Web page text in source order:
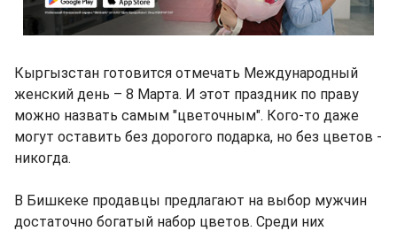
Кыргызстан готовится отмечать Международный
женский день – 8 Марта. И этот праздник по праву
можно назвать самым "цветочным". Кого-то даже
могут оставить без дорогого подарка, но без цветов -
никогда.
В Бишкеке продавцы предлагают на выбор мужчин
достаточно богатый набор цветов. Среди них